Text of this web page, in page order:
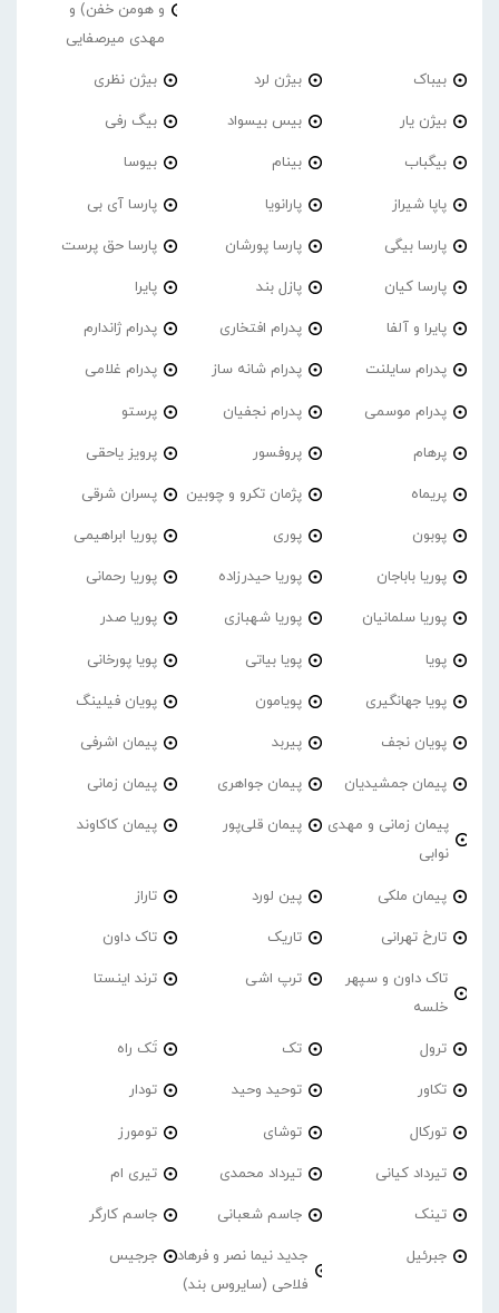
و هومن خفن) و
مهدی میرصفایی
بیباک بیژن لرد بیژن نظری
بیژن یار بیس بیسواد بیگ رفی
بیگباب بینام بیوسا
پاپا شیراز پارانویا پارسا آی بی
پارسا بیگی پارسا پورشان پارسا حق پرست
پارسا کیان پازل بند پایرا
پایرا و آلفا پدرام افتخاری پدرام ژاندارم
پدرام‌ سایلنت پدرام شانه ساز پدرام غلامی
پدرام موسمی پدرام نجفیان پرستو
پرهام پروفسور پرویز یاحقی
پریماه پژمان تکرو و چوبین پسران شرقی
پوبون پوری پوریا ابراهیمی
پوریا باباجان پوریا حیدرزاده پوریا رحمانی
پوریا سلمانیان پوریا شهبازی پوریا صدر
پویا پویا بیاتی پویا پورخانی
پویا جهانگیری پویامون پویان فیلینگ
پویان نجف پیربد پیمان اشرفی
پیمان جمشیدیان پیمان جواهری پیمان زمانی
پیمان زمانی و مهدی
نوابی
پیمان قلی‌پور پیمان کاکاوند
پیمان ملکی پین لورد تاراز
تارخ تهرانی تاریک تاک داون
تاک داون و سپهر
خلسه
ترپ اشی ترند اینستا
ترول تک تَک راه
تکاور توحید وحید تودار
تورکال توشای تومورز
تیرداد کیانی تیرداد محمدی تیری ام
تینک جاسم شعبانی جاسم کارگر
جبرئیل
جدید نیما نصر و فرهاد
فلاحی (سایروس بند)
جرجیس